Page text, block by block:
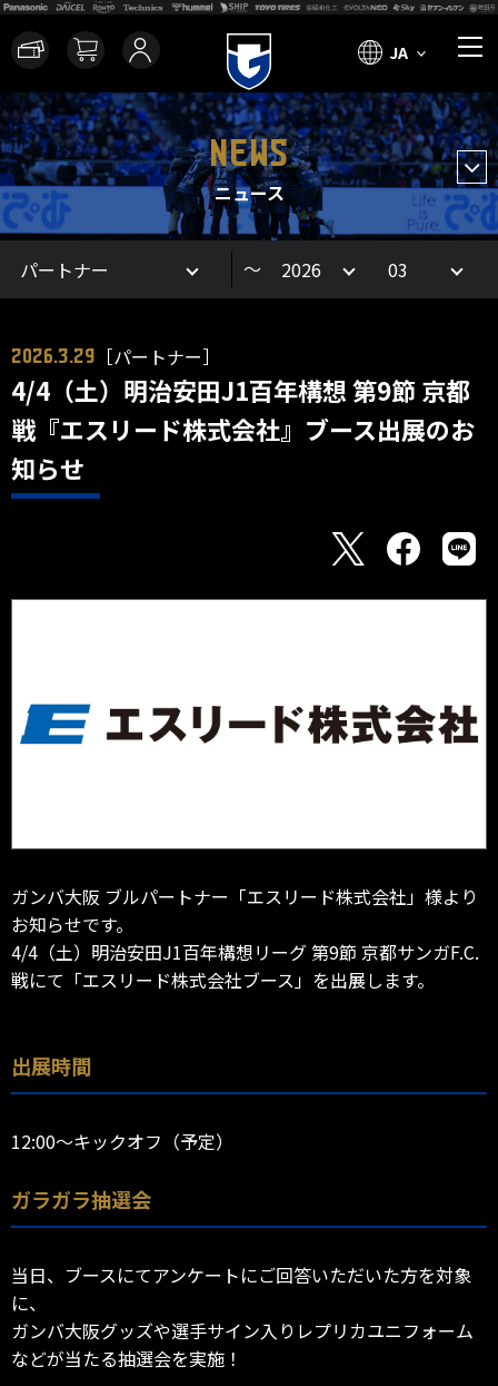
JA
NEWS
ニュース
～
2026.3.29 ［パートナー］
4/4（土）明治安田J1百年構想 第9節 京都
戦『エスリード株式会社』ブース出展のお
知らせ
ガンバ大阪 ブルパートナー「エスリード株式会社」様より
お知らせです。
4/4（土）明治安田J1百年構想リーグ 第9節 京都サンガF.C.
戦にて「エスリード株式会社ブース」を出展します。
出展時間
12:00～キックオフ（予定）
ガラガラ抽選会
当日、ブースにてアンケートにご回答いただいた方を対象
に、
ガンバ大阪グッズや選手サイン入りレプリカユニフォーム
などが当たる抽選会を実施！